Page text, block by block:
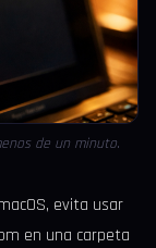
de un minuto.
evita usar
en una carpeta